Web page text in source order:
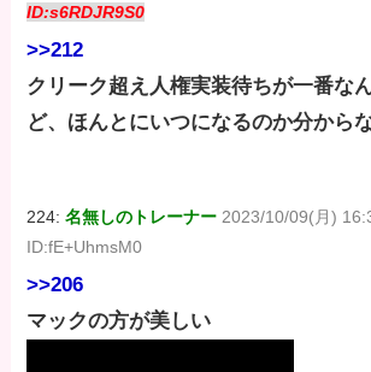
ID:s6RDJR9S0
>>212
クリーク超え人権実装待ちが一番な
ど、ほんとにいつになるのか分から
224:名無しのトレーナー 2023/10/09(月)
ID:fE+UhmsM0
>>206
マックの方が美しい